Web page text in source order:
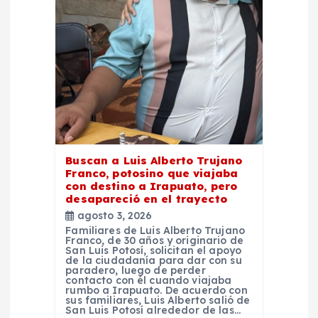
Buscan a Luis Alberto Trujano
Franco, potosino que viajaba
con destino a Irapuato, pero
desapareció en el trayecto
agosto 3, 2026
Familiares de Luis Alberto Trujano
Franco, de 30 años y originario de
San Luis Potosí, solicitan el apoyo
de la ciudadanía para dar con su
paradero, luego de perder
contacto con él cuando viajaba
rumbo a Irapuato. De acuerdo con
sus familiares, Luis Alberto salió de
San Luis Potosí alrededor de las…